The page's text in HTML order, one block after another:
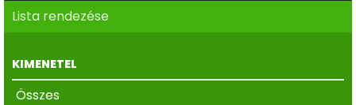
Lista rendezése
KIMENETEL
Összes